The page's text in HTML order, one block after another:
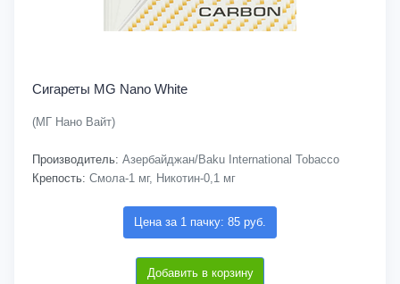
Сигареты MG Nano White
(МГ Нано Вайт)
Производитель: Азербайджан/Baku International Tobacco
Крепость: Смола-1 мг, Никотин-0,1 мг
Цена за 1 пачку: 85 руб.
Добавить в корзину